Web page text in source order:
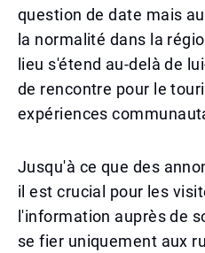
question de date mais
la normalité dans la
lieu s'étend au-delà de
de rencontre pour le
expériences
Jusqu'à ce que des
il est crucial pour les
l'information auprès de
se fier uniquement aux